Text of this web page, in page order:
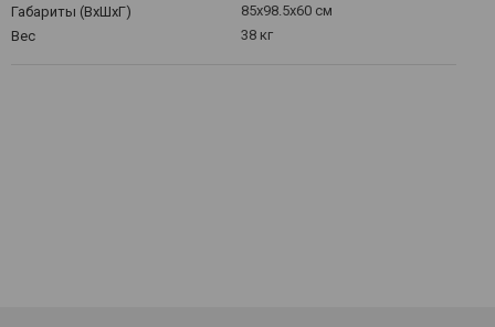
Габариты (ВхШхГ)
85x98.5х60 см
Вес
38 кг